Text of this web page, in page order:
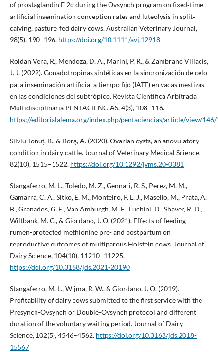
of prostaglandin F 2α during the Ovsynch program on fixed‐time
artificial insemination conception rates and luteolysis in split‐
calving, pasture‐fed dairy cows. Australian Veterinary Journal,
98(5), 190–196. https://doi.org/10.1111/avj.12918
Roldan Vera, R., Mendoza, D. A., Marini, P. R., & Zambrano Villacís,
J. J. (2022). Gonadotropinas sintéticas en la sincronización de celo
para inseminación artificial a tiempo fijo (IATF) en vacas mestizas
en las condiciones del subtrópico. Revista Científica Arbitrada
Multidisciplinaria PENTACIENCIAS, 4(3), 108–116.
https://editorialalema.org/index.php/pentaciencias/article/view/146/
Silviu-Ionuț, B., & Borş, A. (2020). Ovarian cysts, an anovulatory
condition in dairy cattle. Journal of Veterinary Medical Science,
82(10), 1515–1522. https://doi.org/10.1292/jvms.20-0381
Stangaferro, M. L., Toledo, M. Z., Gennari, R. S., Perez, M. M.,
Gamarra, C. A., Sitko, E. M., Monteiro, P. L. J., Masello, M., Prata, A.
B., Granados, G. E., Van Amburgh, M. E., Luchini, D., Shaver, R. D.,
Wiltbank, M. C., & Giordano, J. O. (2021). Effects of feeding
rumen-protected methionine pre- and postpartum on
reproductive outcomes of multiparous Holstein cows. Journal of
Dairy Science, 104(10), 11210–11225.
https://doi.org/10.3168/jds.2021-20190
Stangaferro, M. L., Wijma, R. W., & Giordano, J. O. (2019).
Profitability of dairy cows submitted to the first service with the
Presynch-Ovsynch or Double-Ovsynch protocol and different
duration of the voluntary waiting period. Journal of Dairy
Science, 102(5), 4546–4562. https://doi.org/10.3168/jds.2018-
15567